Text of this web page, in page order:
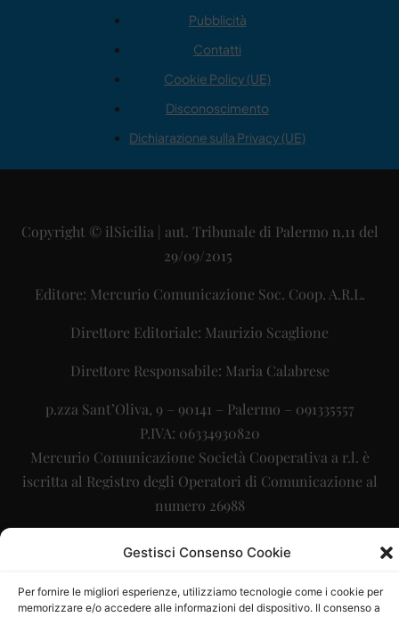
Gestisci Consenso Cookie
Per fornire le migliori esperienze, utilizziamo tecnologie come i cookie per
memorizzare e/o accedere alle informazioni del dispositivo. Il consenso a
Pubblicità
Contatti
Cookie Policy (UE)
Disconoscimento
Dichiarazione sulla Privacy (UE)
Copyright © ilSicilia | aut. Tribunale di Palermo n.11 del
29/09/2015
Editore: Mercurio Comunicazione Soc. Coop. A.R.L.
Direttore Editoriale: Maurizio Scaglione
Direttore Responsabile: Maria Calabrese
p.zza Sant’Oliva, 9 – 90141 – Palermo – 091335557
P.IVA: 06334930820
Mercurio Comunicazione Società Cooperativa a r.l. è
iscritta al Registro degli Operatori di Comunicazione al
numero 26988
Sito gestito da La Digitale srl info@ladigitale.it